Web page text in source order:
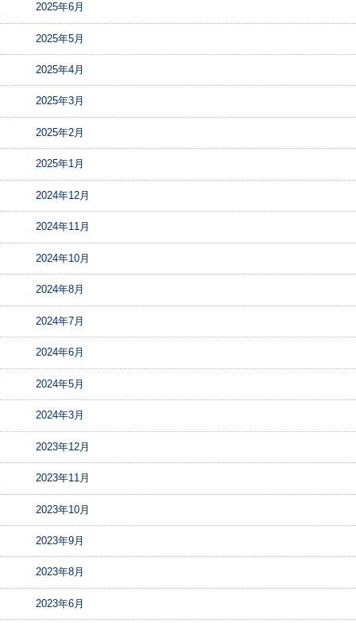
2025年6月
2025年5月
2025年4月
2025年3月
2025年2月
2025年1月
2024年12月
2024年11月
2024年10月
2024年8月
2024年7月
2024年6月
2024年5月
2024年3月
2023年12月
2023年11月
2023年10月
2023年9月
2023年8月
2023年6月